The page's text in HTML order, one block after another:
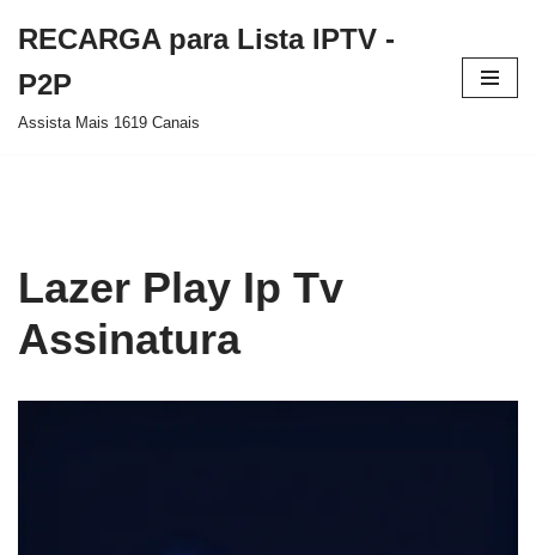
para
o
RECARGA para Lista IPTV -
P2P
Assista Mais 1619 Canais
Lazer Play Ip Tv
Assinatura